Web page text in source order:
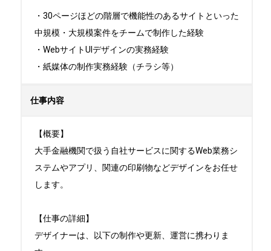
・30ページほどの階層で機能性のあるサイトといった
中規模・大規模案件をチームで制作した経験
・WebサイトUIデザインの実務経験
・紙媒体の制作実務経験（チラシ等）
仕事内容
【概要】
大手金融機関で扱う自社サービスに関するWeb業務シ
ステムやアプリ、関連の印刷物などデザインをお任せ
します。
【仕事の詳細】
デザイナーは、以下の制作や更新、運営に携わりま